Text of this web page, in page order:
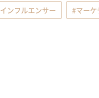
インフルエンサー マー